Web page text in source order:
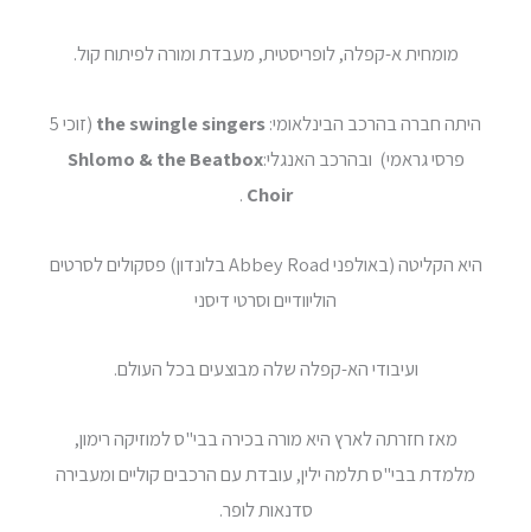
מומחית א-קפלה, לופריסטית, מעבדת ומורה לפיתוח קול.
היתה חברה בהרכב הבינלאומי:the swingle singers
(זוכי 5
פרסי גראמי) ובהרכב האנגלי:Shlomo & the Beatbox
Choir
.
היא הקליטה (באולפני Abbey Road בלונדון) פסקולים לסרטים
הוליוודיים וסרטי דיסני
ועיבודי הא-קפלה שלה מבוצעים בכל העולם.
מאז חזרתה לארץ היא מורה בכירה בבי"ס למוזיקה רימון,
מלמדת בבי"ס תלמה ילין, עובדת עם הרכבים קוליים ומעבירה
סדנאות לופר.